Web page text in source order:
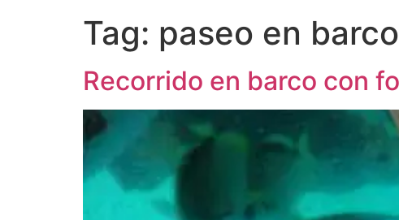
Tag: paseo en barco
Recorrido en barco con